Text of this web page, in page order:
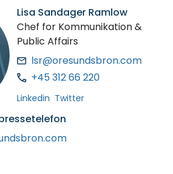
Lisa Sandager Ramlow
Chef for Kommunikation &
Public Affairs
lsr@oresundsbron.com
+45 312 66 220
Linkedin Twitter